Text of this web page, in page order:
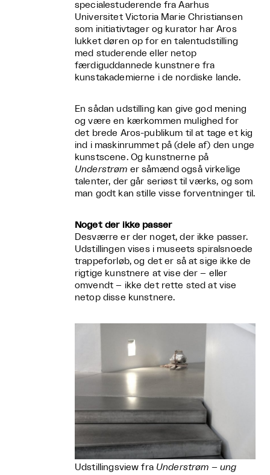
specialestuderende fra Aarhus
Universitet Victoria Marie Christiansen
som initiativtager og kurator har Aros
lukket døren op for en talentudstilling
med studerende eller netop
færdiguddannede kunstnere fra
kunstakademierne i de nordiske lande.
En sådan udstilling kan give god mening
og være en kærkommen mulighed for
det brede Aros-publikum til at tage et kig
ind i maskinrummet på (dele af) den unge
kunstscene. Og kunstnerne på
Understrøm er såmænd også virkelige
talenter, der går seriøst til værks, og som
man godt kan stille visse forventninger til.
Noget der ikke passer
Desværre er der noget, der ikke passer.
Udstillingen vises i museets spiralsnoede
trappeforløb, og det er så at sige ikke de
rigtige kunstnere at vise der – eller
omvendt – ikke det rette sted at vise
netop disse kunstnere.
Udstillingsview fra Understrøm – ung